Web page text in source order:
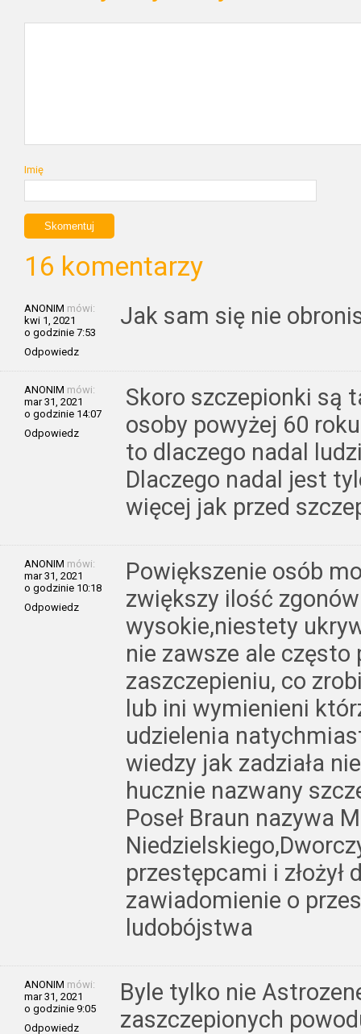
Imię
16 komentarzy
ANONIM mówi:
kwi 1, 2021
o godzinie 7:53
Odpowiedz
Jak sam się nie
ANONIM mówi:
mar 31, 2021
o godzinie 14:07
Odpowiedz
Skoro szczepionki są
osoby powyżej 60
to dlaczego nadal
Dlaczego nadal jest
więcej jak przed
ANONIM mówi:
mar 31, 2021
o godzinie 10:18
Odpowiedz
Powiększenie osób
zwiększy ilość
wysokie,niestety
nie zawsze ale
zaszczepieniu, co
lub ini wymienieni
udzielenia
wiedzy jak zadziała
hucznie nazwany
Poseł Braun nazywa
przestępcami i
zawiadomienie o
ludobójstwa
ANONIM mówi:
mar 31, 2021
o godzinie 9:05
Odpowiedz
Byle tylko nie
zaszczepionych